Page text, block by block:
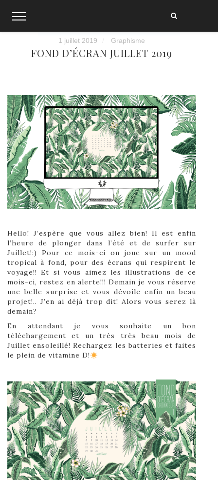
1 juillet 2019 Graphisme
FOND D’ÉCRAN JUILLET 2019
Hello! J’espère que vous allez bien! Il est enfin
l’heure de plonger dans l’été et de surfer sur
Juillet!:)
Pour ce mois-ci on joue sur un mood
tropical à fond, pour des écrans qui respirent le
voyage!! Et si vous aimez les illustrations de ce
mois-ci, restez en alerte!!! Demain je vous réserve
une belle surprise et vous dévoile enfin un beau
projet!.. J’en ai déjà trop dit! Alors vous serez là
demain?
En attendant je vous souhaite un bon
téléchargement et un très très beau mois de
Juillet ensoleillé! Rechargez les batteries et faites
le plein de vitamine D!